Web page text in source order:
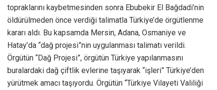
topraklarını kaybetmesinden sonra Ebubekir El Bağdadi’nin
öldürülmeden önce verdiği talimatla Türkiye’de örgütlenme
kararı aldı. Bu kapsamda Mersin, Adana, Osmaniye ve
Hatay’da “dağ projesi”nin uygulanması talimatı verildi.
Örgütün “Dağ Projesi”, örgütün Türkiye yapılanmasını
buralardaki dağ çiftlik evlerine taşıyarak “işleri” Türkiye’den
yürütmek amacı taşıyordu. Örgütün “Türkiye Vilayeti Valiliği